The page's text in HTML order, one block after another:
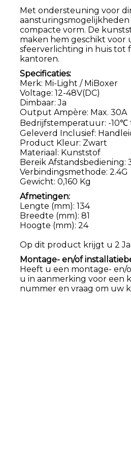
Met ondersteuning voor
compacte vorm. De
maken hem geschikt voor
sfeerverlichting in huis tot
kantoren.
Specificaties:
Merk: Mi-Light / MiBoxer
Voltage: 12-48V(DC)
Dimbaar: Ja
Output Ampère: Max. 30A
Bedrijfstemperatuur: -
Geleverd Inclusief:
Product Kleur: Zwart
Materiaal: Kunststof
Bereik Afstandsbediening:
Verbindingsmethode: 2.4G
Gewicht: 0,160 Kg
Afmetingen:
Lengte (mm): 134
Breedte (mm): 81
Hoogte (mm): 24
Op dit product krijgt u 2
Montage- en/of
Heeft u een montage- en/
u in aanmerking voor een
nummer en vraag om uw